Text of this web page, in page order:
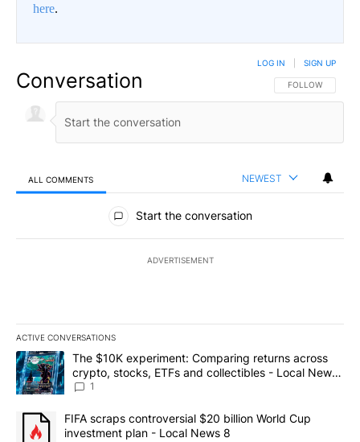
here.
Conversation FOLLOW THIS
FOLLOW
LOG IN SIGN UP
ALL COMMENTS NEWEST
All Comments
Start the conversation
ADVERTISEMENT
ACTIVE CONVERSATIONS
The following is a list of the most commented articles in the last
A trending article titled "The $10K experiment: Comparing
The $10K experiment: Comparing returns across
crypto, stocks, ETFs and collectibles - Local News
8
1
A trending article titled "FIFA scraps controversial $20 billion
FIFA scraps controversial $20 billion World Cup
investment plan - Local News 8